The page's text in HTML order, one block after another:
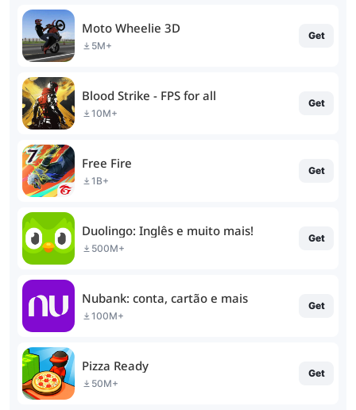
Moto Wheelie 3D
5M+
Get
Blood Strike - FPS for all
10M+
Get
Free Fire
1B+
Get
Duolingo: Inglês e muito mais!
500M+
Get
Nubank: conta, cartão e mais
100M+
Get
Pizza Ready
50M+
Get